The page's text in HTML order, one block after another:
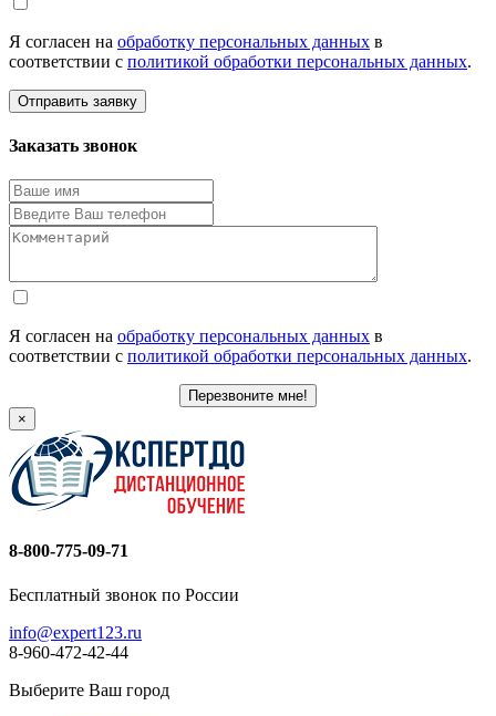
Я согласен на обработку персональных данных в
соответствии с политикой обработки персональных данных.
Отправить заявку
Заказать звонок
Я согласен на обработку персональных данных в
соответствии с политикой обработки персональных данных.
Перезвоните мне!
×
8-800-775-09-71
Бесплатный звонок по России
info@expert123.ru
8-960-472-42-44
Выберите Ваш город